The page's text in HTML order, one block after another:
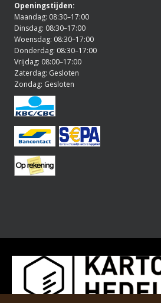
Openingstijden:
Maandag: 08:30–17:00
Dinsdag: 08:30–17:00
Woensdag: 08:30–17:00
Donderdag: 08:30–17:00
Vrijdag: 08:00–17:00
Zaterdag: Gesloten
Zondag: Gesloten